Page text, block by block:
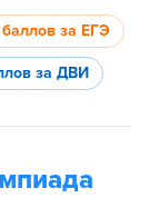
за ЕГЭ
за ДВИ